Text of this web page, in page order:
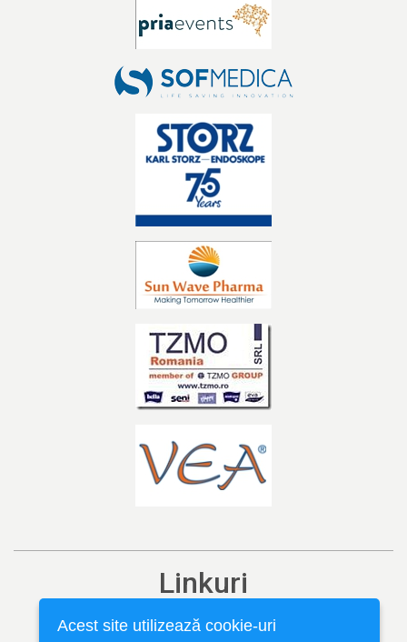
Linkuri
Ediția curentă
Acest site utilizează cookie-uri